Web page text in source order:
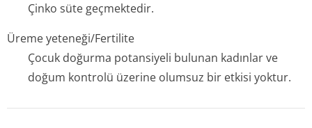
Çinko süte geçmektedir.
Üreme yeteneği/Fertilite
Çocuk doğurma potansiyeli bulunan kadınlar ve
doğum kontrolü üzerine olumsuz bir etkisi yoktur.